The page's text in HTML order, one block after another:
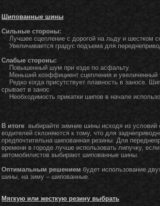
Шипованные шины
Сильные стороны:
Лучшее сцепление с дорогой на льду и шестком
Увеличивается градус подъема для
Слабые стороны:
Повышенный шум при езде по асфальту
Меньший коэффициент сцепления и увеличенный
Редко когда присутствует плавность в заносе.
срывает в занос
Необходимость прикатки шипов в начале
В итоге: выбирайте зимние шины исходя из
водителей склоняются к тому, что для
предпочтительна шипованная резины. Для
времени в городе лучше использовать липучку,
автомобилистов выбирают шипованные шины.
Оптимальным решением будет использование
шины, на зиму – шипованные.
Мягкую или жесткую резину выбрать